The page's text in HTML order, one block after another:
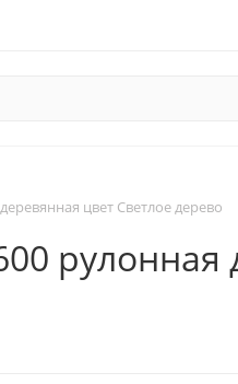
цвет Светлое дерево
рулонная